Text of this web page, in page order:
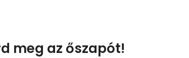
meg az őszapót!